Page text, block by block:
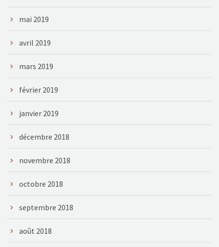
mai 2019
avril 2019
mars 2019
février 2019
janvier 2019
décembre 2018
novembre 2018
octobre 2018
septembre 2018
août 2018